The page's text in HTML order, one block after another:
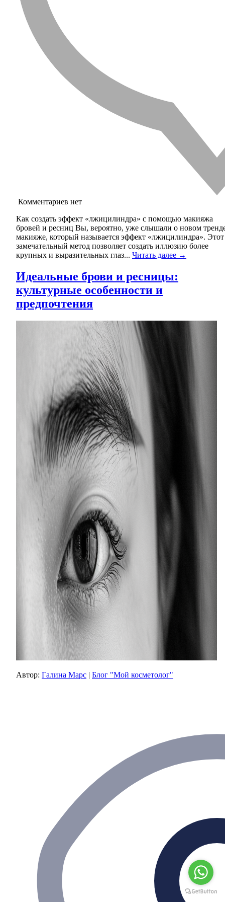
Комментариев нет
Как создать эффект «лжицилиндра» с помощью макияжа
бровей и ресниц Вы, вероятно, уже слышали о новом
макияже, который называется эффект «лжицилиндра». Этот
замечательный метод позволяет создать иллюзию более
крупных и выразительных глаз... Читать далее →
Идеальные брови и ресницы:
культурные особенности и
предпочтения
Автор: Галина Марс | Блог "Мой косметолог"